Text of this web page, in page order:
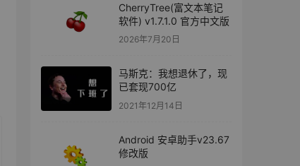
CherryTree(富文本笔记
软件) v1.7.1.0 官方中文版
2026年7月20日
马斯克：我想退休了，现
已套现700亿
2021年12月14日
Android 安卓助手v23.67
修改版